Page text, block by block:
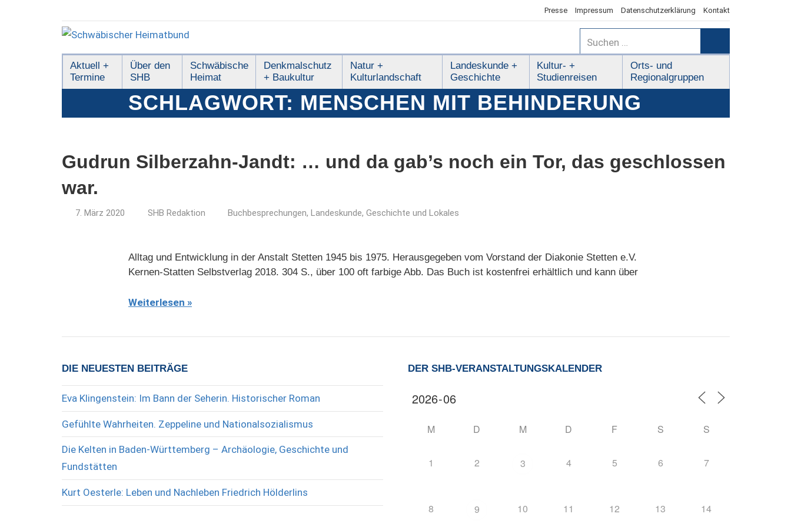
Presse Impressum Datenschutzerklärung Kontakt
Schwäbischer
Heimatbund
Suchen
nach:
Aktuell +
Termine
Über den
SHB
Schwäbische
Heimat
Denkmalschutz
+ Baukultur
Natur +
Kulturlandschaft
Landeskunde +
Geschichte
Kultur- +
Studienreisen
Orts- und
Regionalgruppen
SCHLAGWORT: MENSCHEN MIT BEHINDERUNG
Gudrun Silberzahn-Jandt: … und da gab’s noch ein Tor, das geschlossen
war.
7. März 2020 SHB Redaktion Buchbesprechungen, Landeskunde, Geschichte und Lokales
Alltag und Entwicklung in der Anstalt Stetten 1945 bis 1975. Herausgegeben vom Vorstand der Diakonie Stetten e.V.
Kernen-Statten Selbstverlag 2018. 304 S., über 100 oft farbige Abb. Das Buch ist kostenfrei erhältlich und kann über
Weiterlesen
DIE NEUESTEN BEITRÄGE
Eva Klingenstein: Im Bann der Seherin. Historischer Roman
Gefühlte Wahrheiten. Zeppeline und Nationalsozialismus
Die Kelten in Baden-Württemberg – Archäologie, Geschichte und
Fundstätten
Kurt Oesterle: Leben und Nachleben Friedrich Hölderlins
DER SHB-VERANSTALTUNGSKALENDER
M D M D F S S
1 2 3 4 5 6 7
8 9 10 11 12 13 14